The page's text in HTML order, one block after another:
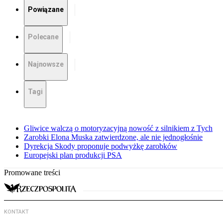
Powiązane
Polecane
Najnowsze
Tagi
Gliwice walczą o motoryzacyjną nowość z silnikiem z Tych
Zarobki Elona Muska zatwierdzone, ale nie jednogłośnie
Dyrekcja Skody proponuje podwyżkę zarobków
Europejski plan produkcji PSA
Promowane treści
KONTAKT